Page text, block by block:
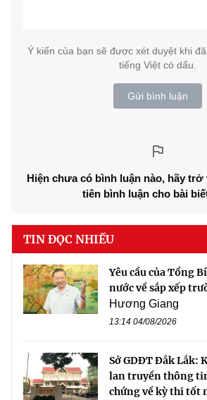
Ý kiến của bạn sẽ được xét duyệt khi
tiếng Việt có dấu.
Gửi bình luận
Hiện chưa có bình luận nào, hãy
tiên bình luận cho bài
TIN ĐỌC NHIỀU
Yêu cầu của Tổng
nước về sắp xếp
Hương Giang
13:14 04/08/2026
Sở GDĐT Đắk Lắk:
lan truyền thông
chứng về kỳ thi tốt